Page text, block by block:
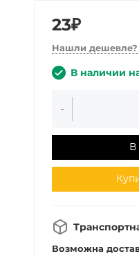
23₽
Нашли
В наличии
-
В
Возможна